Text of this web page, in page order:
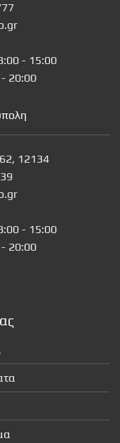
- 15:00
20:00
12134
- 15:00
20:00